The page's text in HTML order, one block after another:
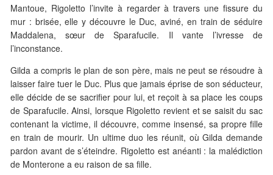
Mantoue, Rigoletto l’invite à regarder à travers une fissure du
mur : brisée, elle y découvre le Duc, aviné, en train de séduire
Maddalena, sœur de Sparafucile. Il vante l’ivresse de
l’inconstance.
Gilda a compris le plan de son père, mais ne peut se résoudre à
laisser faire tuer le Duc. Plus que jamais éprise de son séducteur,
elle décide de se sacrifier pour lui, et reçoit à sa place les coups
de Sparafucile. Ainsi, lorsque Rigoletto revient et se saisit du sac
contenant la victime, il découvre, comme insensé, sa propre fille
en train de mourir. Un ultime duo les réunit, où Gilda demande
pardon avant de s’éteindre. Rigoletto est anéanti : la malédiction
de Monterone a eu raison de sa fille.